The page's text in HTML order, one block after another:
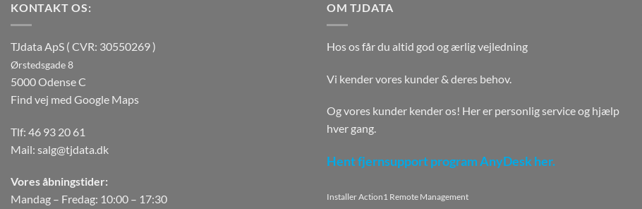
KONTAKT OS:
TJdata ApS ( CVR: 30550269 )
Ørstedsgade 8
5000 Odense C
Find vej med Google Maps
Tlf: 46 93 20 61
Mail: salg@tjdata.dk
Vores åbningstider:
Mandag – Fredag: 10:00 – 17:30
OM TJDATA
Hos os får du altid god og ærlig vejledning
Vi kender vores kunder & deres behov.
Og vores kunder kender os! Her er personlig service og hjælp
hver gang.
Hent fjernsupport program AnyDesk her.
Installer Action1 Remote Management